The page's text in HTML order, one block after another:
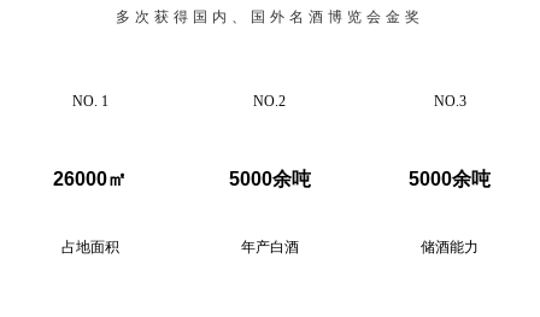
多次获得国内、国外名酒博览会金奖
NO. 1
26000㎡
占地面积
NO.2
5000余吨
年产白酒
NO.3
5000余吨
储酒能力